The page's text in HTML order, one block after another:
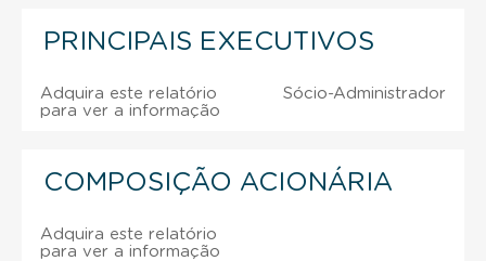
PRINCIPAIS EXECUTIVOS
Adquira este relatório
para ver a informação
Sócio-Administrador
COMPOSIÇÃO ACIONÁRIA
Adquira este relatório
para ver a informação